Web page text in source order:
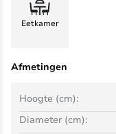
Eetkamer
Afmetingen
Hoogte (cm):
Diameter (cm):